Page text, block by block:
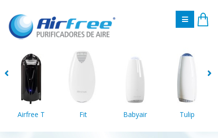
Airfree T Fit Babyair Tulip